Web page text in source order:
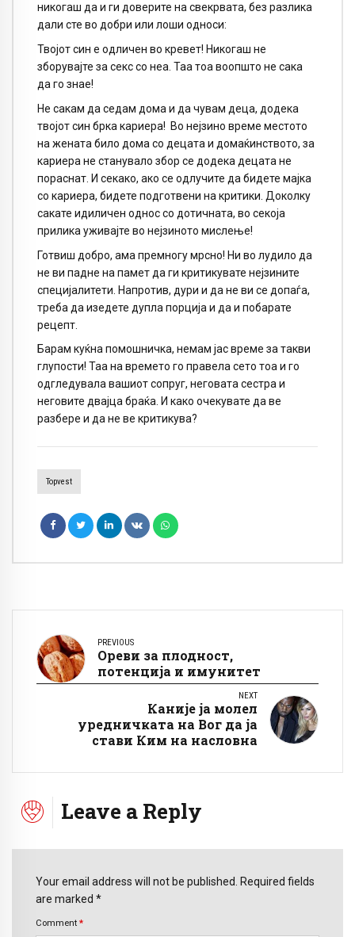
никогаш да и ги доверите на свекрвата, без разлика
дали сте во добри или лоши односи:
Твојот син е одличен во кревет! Никогаш не
зборувајте за секс со неа. Таа тоа воопшто не сака
да го знае!
Не сакам да седам дома и да чувам деца, додека
твојот син брка кариера! Во нејзино време местото
на жената било дома со децата и домаќинството, за
кариера не станувало збор се додека децата не
пораснат. И секако, ако се одлучите да бидете мајка
со кариера, бидете подготвени на критики. Доколку
сакате идиличен однос со дотичната, во секоја
прилика уживајте во нејзиното мислење!
Готвиш добро, ама премногу мрсно! Ни во лудило да
не ви падне на памет да ги критикувате нејзините
специјалитети. Напротив, дури и да не ви се допаѓа,
треба да изедете дупла порција и да и побарате
рецепт.
Барам куќна помошничка, немам јас време за такви
глупости! Таа на времето го правела сето тоа и го
одгледувала вашиот сопруг, неговата сестра и
неговите двајца браќа. И како очекувате да ве
разбере и да не ве критикува?
Topvest
PREVIOUS
Ореви за плодност,
потенција и имунитет
NEXT
Каније ја молел
уредничката на Вог да ја
стави Ким на насловна
Leave a Reply
Your email address will not be published. Required fields
are marked *
Comment *